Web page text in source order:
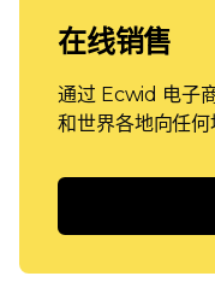
在线销售
通过 Ecwid 电子
和世界各地向任何